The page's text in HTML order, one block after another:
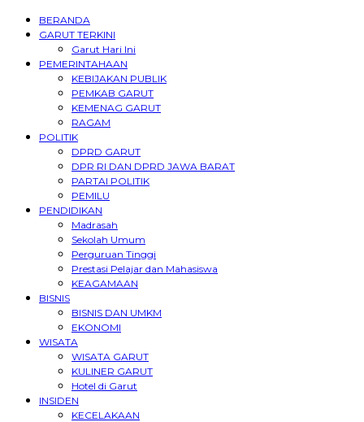
BERANDA
GARUT TERKINI
Garut Hari Ini
PEMERINTAHAAN
KEBIJAKAN PUBLIK
PEMKAB GARUT
KEMENAG GARUT
RAGAM
POLITIK
DPRD GARUT
DPR RI DAN DPRD JAWA BARAT
PARTAI POLITIK
PEMILU
PENDIDIKAN
Madrasah
Sekolah Umum
Perguruan Tinggi
Prestasi Pelajar dan Mahasiswa
KEAGAMAAN
BISNIS
BISNIS DAN UMKM
EKONOMI
WISATA
WISATA GARUT
KULINER GARUT
Hotel di Garut
INSIDEN
KECELAKAAN